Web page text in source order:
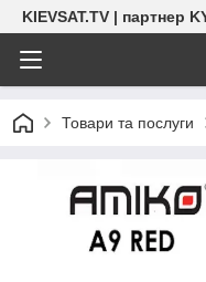
KIEVSAT.TV | партнер
Товари та послуги